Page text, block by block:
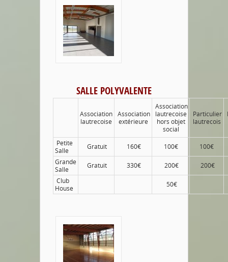
SALLE POLYVALENTE
Association
lautrecoise
Association
extérieure
Association
lautrecoise
hors objet
social
Particulier
lautrecois
Petite
Salle
Gratuit 160€ 100€
100€
Grande
Salle
Gratuit 330€ 200€
200€
Club
House
50€